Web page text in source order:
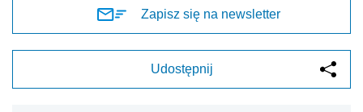
Zapisz się na newsletter
Udostępnij